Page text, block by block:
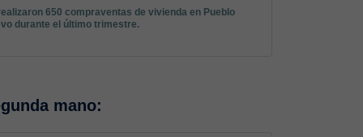
650 compraventas de vivienda en Pueblo
durante el último trimestre.
mano: